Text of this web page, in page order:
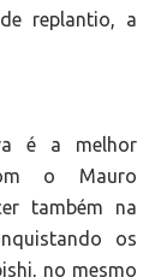
replantio, a
é a melhor
o Mauro
também na
os
no mesmo